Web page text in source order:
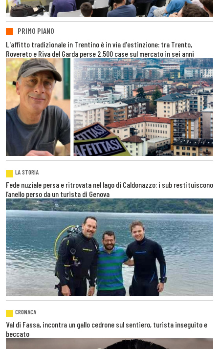
PRIMO PIANO
L'affitto tradizionale in Trentino è in via d'estinzione: tra Trento,
Rovereto e Riva del Garda perse 2.500 case sul mercato in sei anni
LA STORIA
Fede nuziale persa e ritrovata nel lago di Caldonazzo: i sub restituiscono
l’anello perso da un turista di Genova
CRONACA
Val di Fassa, incontra un gallo cedrone sul sentiero, turista inseguito e
beccato